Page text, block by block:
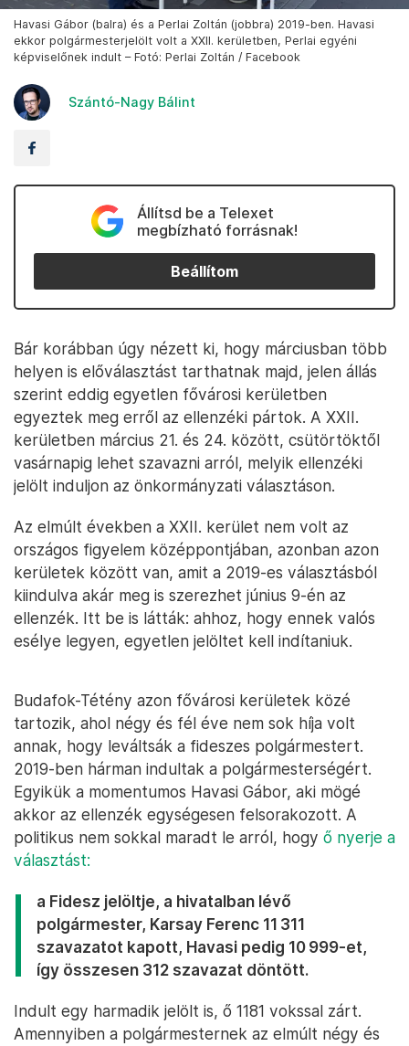
Havasi Gábor (balra) és a Perlai Zoltán (jobbra) 2019-ben. Havasi
ekkor polgármesterjelölt volt a XXII. kerületben, Perlai egyéni
képviselőnek indult – Fotó: Perlai Zoltán / Facebook
Szántó-Nagy Bálint
Állítsd be a Telexet
megbízható forrásnak!
Beállítom
Bár korábban úgy nézett ki, hogy márciusban több
helyen is előválasztást tarthatnak majd, jelen állás
szerint eddig egyetlen fővárosi kerületben
egyeztek meg erről az ellenzéki pártok. A XXII.
kerületben március 21. és 24. között, csütörtöktől
vasárnapig lehet szavazni arról, melyik ellenzéki
jelölt induljon az önkormányzati választáson.
Az elmúlt években a XXII. kerület nem volt az
országos figyelem középpontjában, azonban azon
kerületek között van, amit a 2019-es választásból
kiindulva akár meg is szerezhet június 9-én az
ellenzék. Itt be is látták: ahhoz, hogy ennek valós
esélye legyen, egyetlen jelöltet kell indítaniuk.
Budafok-Tétény azon fővárosi kerületek közé
tartozik, ahol négy és fél éve nem sok híja volt
annak, hogy leváltsák a fideszes polgármestert.
2019-ben hárman indultak a polgármesterségért.
Egyikük a momentumos Havasi Gábor, aki mögé
akkor az ellenzék egységesen felsorakozott. A
politikus nem sokkal maradt le arról, hogy ő nyerje a
választást:
a Fidesz jelöltje, a hivatalban lévő
polgármester, Karsay Ferenc 11 311
szavazatot kapott, Havasi pedig 10 999-et,
így összesen 312 szavazat döntött.
Indult egy harmadik jelölt is, ő 1181 vokssal zárt.
Amennyiben a polgármesternek az elmúlt négy és